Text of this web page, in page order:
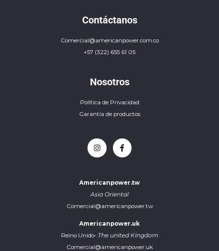
Contáctanos
Comercial@americanpower.com.co
+57 (322) 655 61 05
Nosotros
Política de Privacidad
Garantía de productos
Americanpower.tw
Asia Oriental
Comercial@americanpower.tw
Americanpower.uk
Reino Unido- The united Kingdom
Comercial@americanpower.uk